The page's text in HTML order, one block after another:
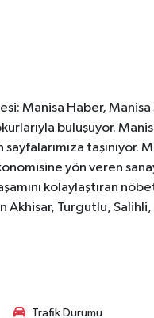
Manisa Haber,
okurlarıyla buluşuyor.
yön veren
kolaylaştıran
Turgutlu,
Trafik Durumu